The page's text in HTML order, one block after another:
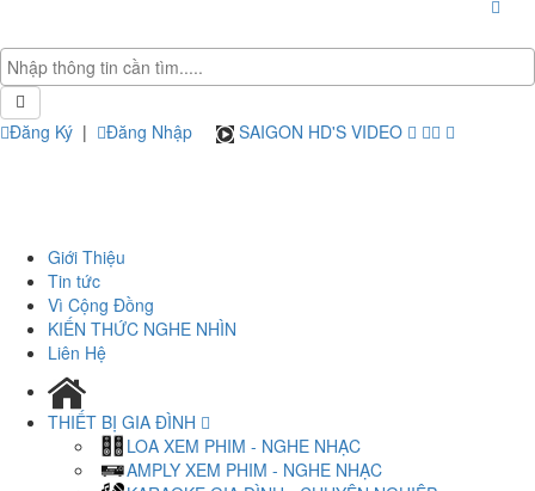
Đăng Ký | Đăng Nhập SAIGON HD'S VIDEO
Giới Thiệu
Tin tức
Vì Cộng Đồng
KIẾN THỨC NGHE NHÌN
Liên Hệ
THIẾT BỊ GIA ĐÌNH
LOA XEM PHIM - NGHE NHẠC
AMPLY XEM PHIM - NGHE NHẠC